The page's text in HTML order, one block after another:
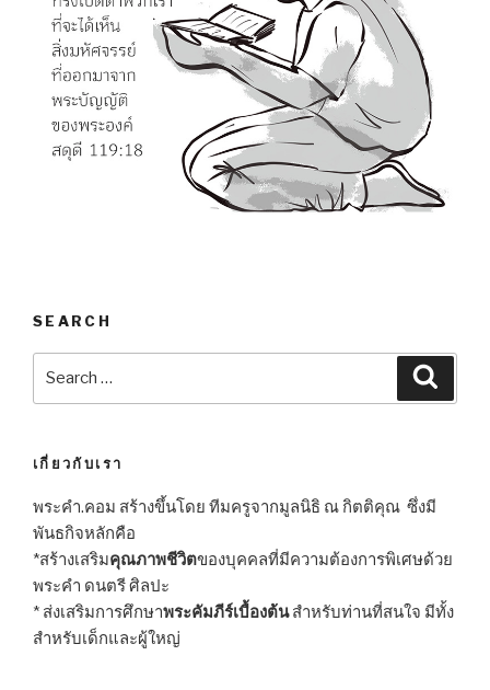
SEARCH
เกี่ยวกับเรา
พระคำ.คอม สร้างขึ้นโดย ทีมครูจากมูลนิธิ ณ กิตติคุณ ซึ่งมี
พันธกิจหลักคือ
*สร้างเสริมคุณภาพชีวิตของบุคคลที่มีความต้องการพิเศษด้วย
พระคำ ดนตรี ศิลปะ
* ส่งเสริมการศึกษาพระคัมภีร์เบื้องต้นสำหรับท่านที่สนใจ มีทั้ง
สำหรับเด็กและผู้ใหญ่